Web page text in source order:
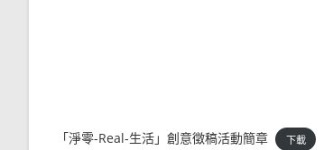
「淨零-Real-生活」創意徵稿活動簡章 下載